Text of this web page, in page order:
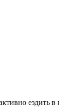
ездить в